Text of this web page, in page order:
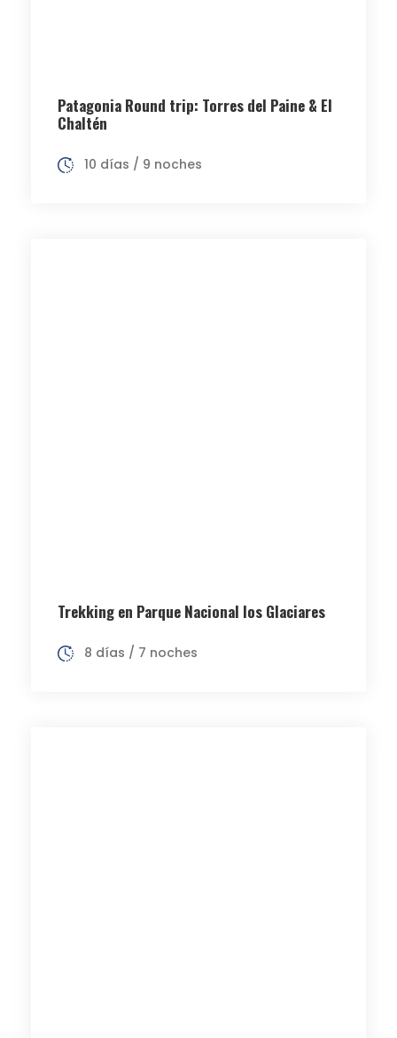
Patagonia Round trip: Torres del Paine & El
Chaltén
10 días / 9 noches
Trekking en Parque Nacional los Glaciares
8 días / 7 noches